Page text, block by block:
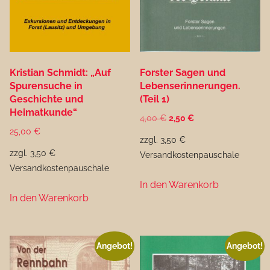
Kristian Schmidt: „Auf
Spurensuche in
Geschichte und
Heimatkunde“
25,00 €
zzgl. 3,50 €
Versandkostenpauschale
In den Warenkorb
Forster Sagen und
Lebenserinnerungen.
(Teil 1)
4,00€ Ursprünglicher
war:
4,00 €
2,50€Aktueller
2,50 €.
zzgl. 3,50 €
Versandkostenpauschale
In den Warenkorb
Angebot! Angebot!